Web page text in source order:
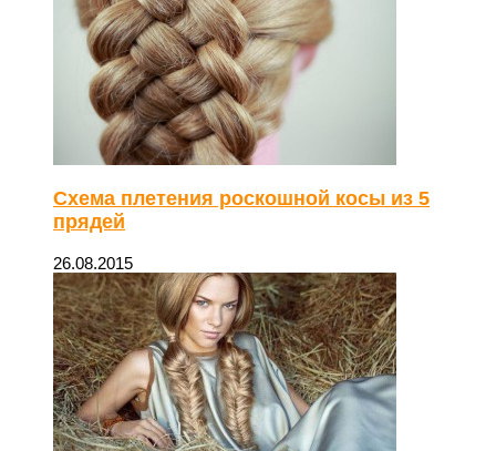
Схема плетения роскошной косы из 5
прядей
26.08.2015